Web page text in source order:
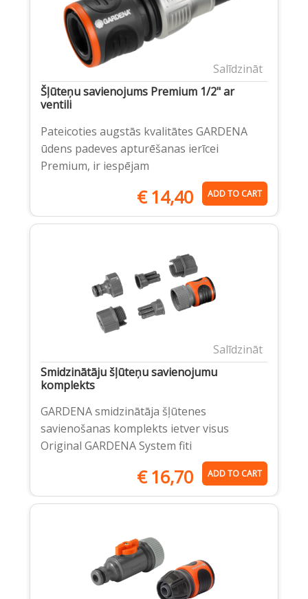
Salīdzināt
Šļūteņu savienojums Premium 1/2" ar
ventili
Pateicoties augstās kvalitātes GARDENA
ūdens padeves apturēšanas ierīcei
Premium, ir iespējam
€14,40 ADD TO CART
Salīdzināt
Smidzinātāju šļūteņu savienojumu
komplekts
GARDENA smidzinātāja šļūtenes
savienošanas komplekts ietver visus
Original GARDENA System fiti
€16,70 ADD TO CART